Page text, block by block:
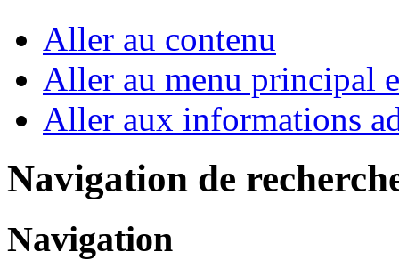
Aller au contenu
Aller au menu principal
Aller aux informations
Navigation de
Navigation